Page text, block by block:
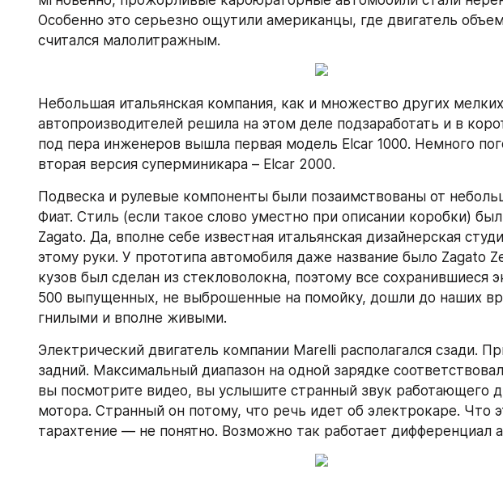
Особенно это серьезно ощутили американцы, где двигатель
считался малолитражным.
Небольшая итальянская компания, как и множество других мелких
автопроизводителей решила на этом деле подзаработать и в
под пера инженеров вышла первая модель Elcar 1000. Немного
вторая версия суперминикара – Elcar 2000.
Подвеска и рулевые компоненты были позаимствованы от
Фиат. Стиль (если такое слово уместно при описании коробки)
Zagato. Да, вполне себе известная итальянская дизайнерская
этому руки. У прототипа автомобиля даже название было Zagato
кузов был сделан из стекловолокна, поэтому все сохранившиеся
500 выпущенных, не выброшенные на помойку, дошли до наших
гнилыми и вполне живыми.
Электрический двигатель компании Marelli располагался сзади.
задний. Максимальный диапазон на одной зарядке
вы посмотрите видео, вы услышите странный звук работающего
мотора. Странный он потому, что речь идет об электрокаре. Что
тарахтение — не понятно. Возможно так работает дифференциал